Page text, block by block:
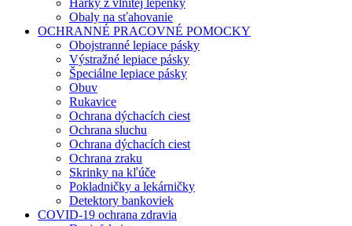
Hárky z vlnitej lepenky
Obaly na sťahovanie
OCHRANNÉ PRACOVNÉ POMOCKY
Obojstranné lepiace pásky
Výstražné lepiace pásky
Špeciálne lepiace pásky
Obuv
Rukavice
Ochrana dýchacích ciest
Ochrana sluchu
Ochrana dýchacích ciest
Ochrana zraku
Skrinky na kľúče
Pokladničky a lekárničky
Detektory bankoviek
COVID-19 ochrana zdravia